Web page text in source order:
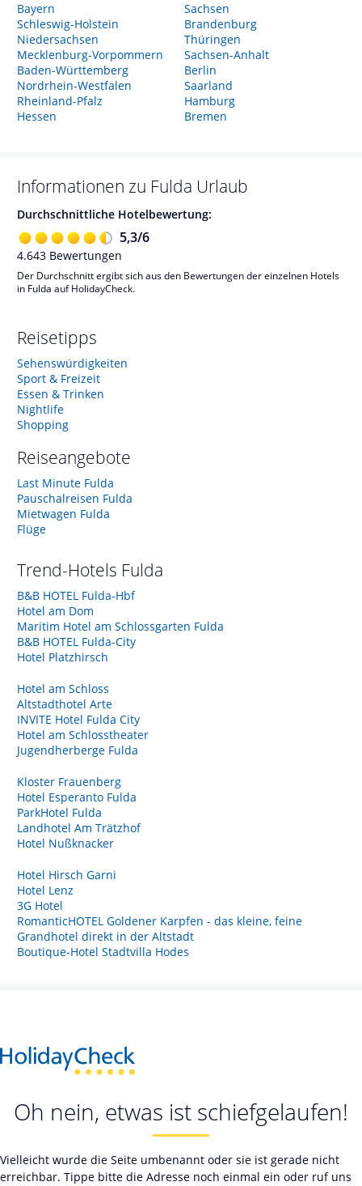
Bayern
Schleswig-Holstein
Niedersachsen
Mecklenburg-Vorpommern
Baden-Württemberg
Nordrhein-Westfalen
Rheinland-Pfalz
Hessen
Sachsen
Brandenburg
Thüringen
Sachsen-Anhalt
Berlin
Saarland
Hamburg
Bremen
Informationen zu Fulda Urlaub
Durchschnittliche Hotelbewertung:
5,3/6
4.643 Bewertungen
Der Durchschnitt ergibt sich aus den Bewertungen der einzelnen Hotels
in Fulda auf HolidayCheck.
Reisetipps
Sehenswürdigkeiten
Sport & Freizeit
Essen & Trinken
Nightlife
Shopping
Reiseangebote
Last Minute Fulda
Pauschalreisen Fulda
Mietwagen Fulda
Flüge
Trend-Hotels Fulda
B&B HOTEL Fulda-Hbf
Hotel am Dom
Maritim Hotel am Schlossgarten Fulda
B&B HOTEL Fulda-City
Hotel Platzhirsch
Hotel am Schloss
Altstadthotel Arte
INVITE Hotel Fulda City
Hotel am Schlosstheater
Jugendherberge Fulda
Kloster Frauenberg
Hotel Esperanto Fulda
ParkHotel Fulda
Landhotel Am Trätzhof
Hotel Nußknacker
Hotel Hirsch Garni
Hotel Lenz
3G Hotel
RomanticHOTEL Goldener Karpfen - das kleine, feine
Grandhotel direkt in der Altstadt
Boutique-Hotel Stadtvilla Hodes
Oh nein, etwas ist schiefgelaufen!
Vielleicht wurde die Seite umbenannt oder sie ist gerade nicht
erreichbar. Tippe bitte die Adresse noch einmal ein oder ruf uns